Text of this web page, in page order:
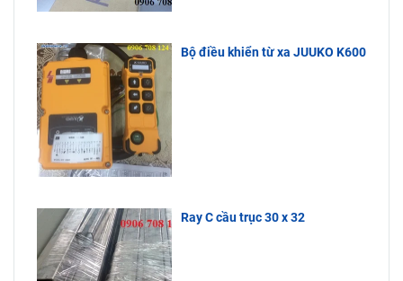
xưởng, máy
goong vận
chuyển hàng
hoá…Quý
khách cần
liên hệ đến
Công Ty
Bách Phương
để được tư
Phương
dài.
Bộ điều khiển từ xa JUUKO K600
Ray C cầu trục 30 x 32